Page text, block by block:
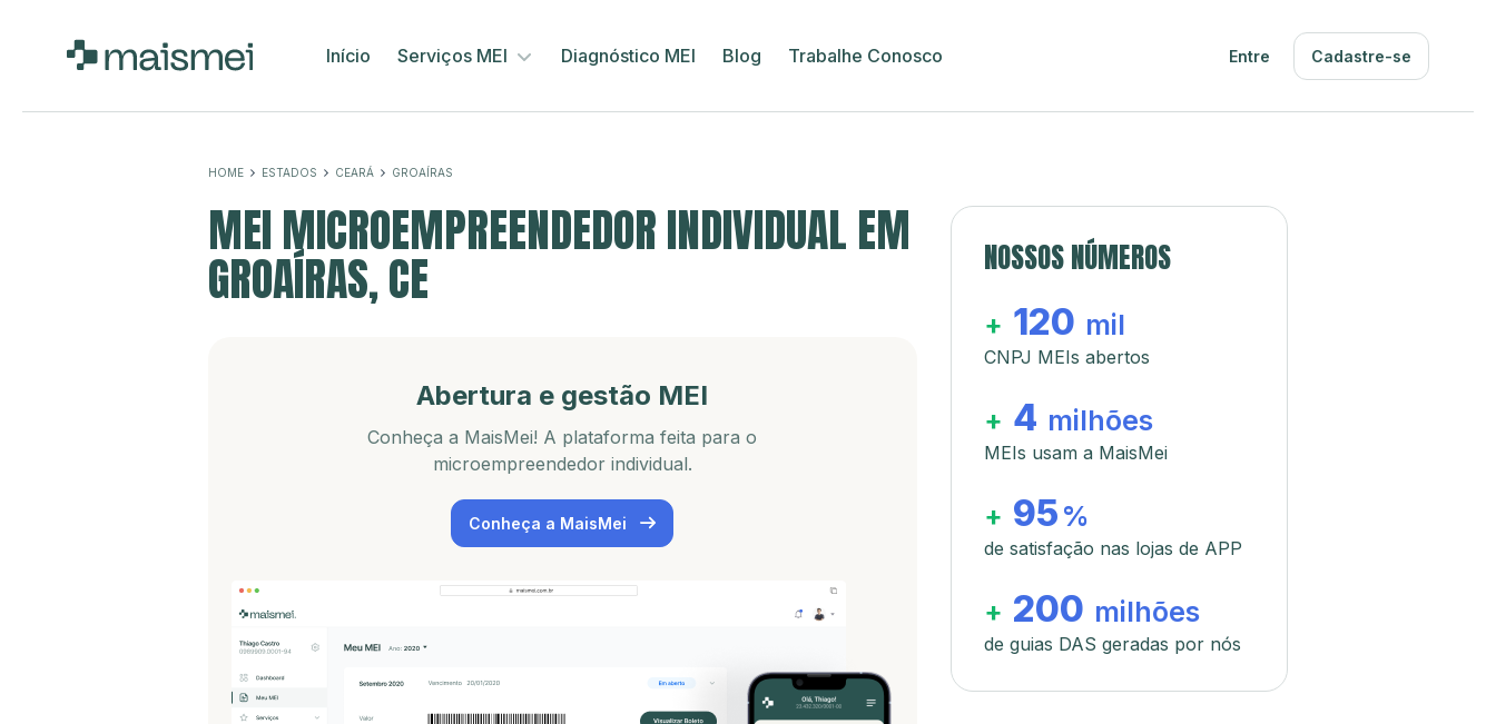
Início Serviços MEI Diagnóstico MEI Blog Trabalhe Conosco Entre Cadastre-se
HOME ESTADOS CEARÁ GROAÍRAS
MEI MICROEMPREENDEDOR INDIVIDUAL EM
GROAÍRAS, CE
Abertura e gestão MEI
Conheça a MaisMei! A plataforma feita para o
microempreendedor individual.
Conheça a MaisMei
NOSSOS NÚMEROS
+ 120 mil
CNPJ MEIs abertos
+ 4 milhões
MEIs usam a MaisMei
+ 95 %
de satisfação nas lojas de APP
+ 200 milhões
de guias DAS geradas por nós